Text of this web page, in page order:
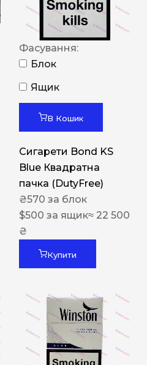
Фасування:
Блок
Ящик
В Кошик
Сигарети Bond KS
Blue Квадратна
пачка (DutyFree)
₴570 за блок
$500 за ящик≈ 22 500
₴
Купити